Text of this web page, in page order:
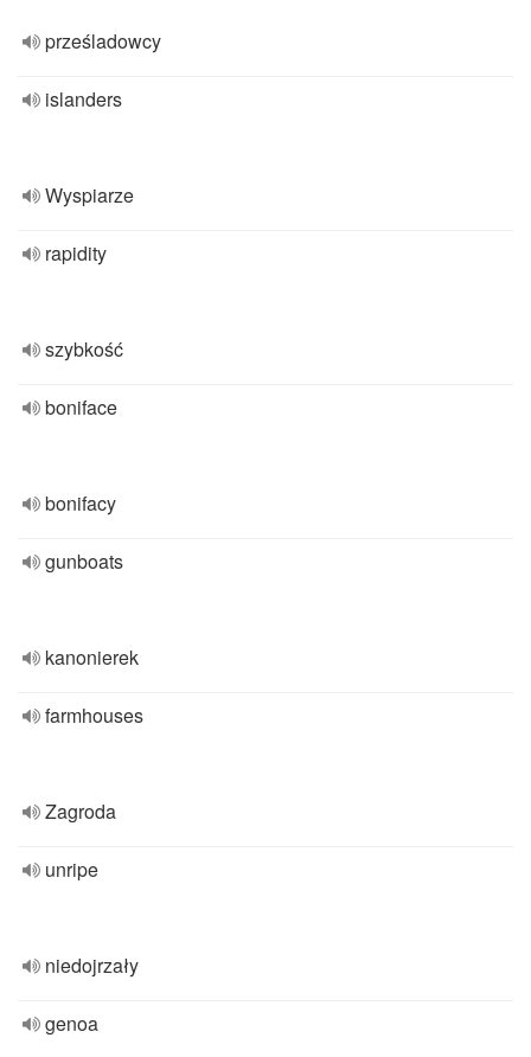
prześladowcy
islanders
Wyspiarze
rapidity
szybkość
boniface
bonifacy
gunboats
kanonierek
farmhouses
Zagroda
unripe
niedojrzały
genoa